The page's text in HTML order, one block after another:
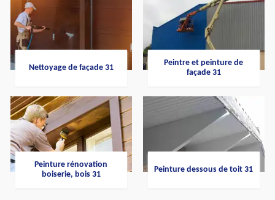
Nettoyage de façade 31
Peintre et peinture de
façade 31
Peinture rénovation
boiserie, bois 31
Peinture dessous de toit 31